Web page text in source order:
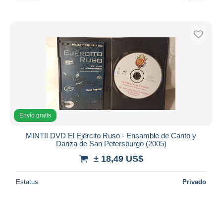
Envío gratis
MINT!! DVD El Ejército Ruso - Ensamble de Canto y
Danza de San Petersburgo (2005)
± 18,49 US$
Estatus Privado